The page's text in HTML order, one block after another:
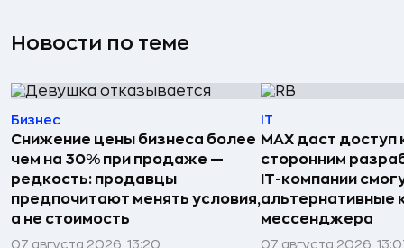
Новости по теме
Бизнес
Снижение цены бизнеса более
чем на 30% при продаже —
редкость: продавцы
предпочитают менять условия,
а не стоимость
07 августа 2026, 13:20
IT
MAX даст доступ
сторонним
IT-компании
альтернативные
мессенджера
07 августа 2026,